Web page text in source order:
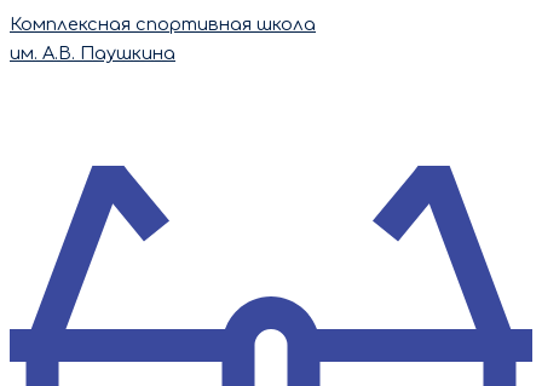
Перейти
Комплексная спортивная школа
им. А.В. Паушкина